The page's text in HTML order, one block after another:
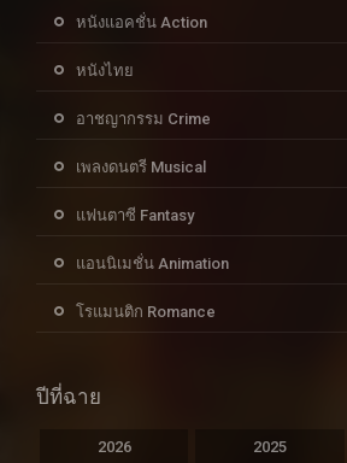
หนังแอคชั่น Action
หนังไทย
อาชญากรรม Crime
เพลงดนตรี Musical
แฟนตาซี Fantasy
แอนนิเมชั่น Animation
โรแมนติก Romance
ปีที่ฉาย
2026 2025